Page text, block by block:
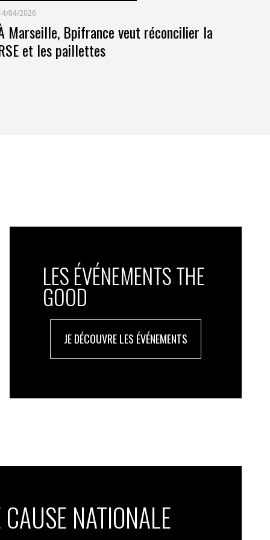
04/2026
Marseille, Bpifrance veut réconcilier la
et les paillettes
LES ÉVÉNEMENTS THE
GOOD
JE DÉCOUVRE LES ÉVÉNEMENTS
NATIONALE